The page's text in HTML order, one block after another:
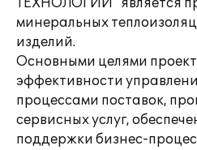
ТЕХНОЛОГИЙ" является
минеральных
изделий.
Основными целями
эффективности
процессами поставок,
сервисных услуг,
поддержки бизнес-